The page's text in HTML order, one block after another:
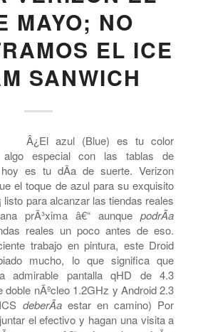
PHONE MANUFACTURERS,MOTOROLA
VERIZON
BLUE DROID
VERIZON EL
MAYO; NO
EL ICE
SANWICH
Â¿El azul (Blue) es tu color
algo especial con las tablas de
es tu dÃ­a de suerte. Verizon
el toque de azul para su exquisito
listo para alcanzar las tiendas reales
prÃ³xima â€“ aunquepodrÃ­a
reales un poco antes de eso.